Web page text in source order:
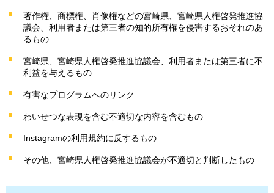
著作権、商標権、肖像権などの宮崎県、宮崎県人権啓発推進協
議会、利用者または第三者の知的所有権を侵害するおそれのあ
るもの
宮崎県、宮崎県人権啓発推進協議会、利用者または第三者に不
利益を与えるもの
有害なプログラムへのリンク
わいせつな表現を含む不適切な内容を含むもの
Instagramの利用規約に反するもの
その他、宮崎県人権啓発推進協議会が不適切と判断したもの